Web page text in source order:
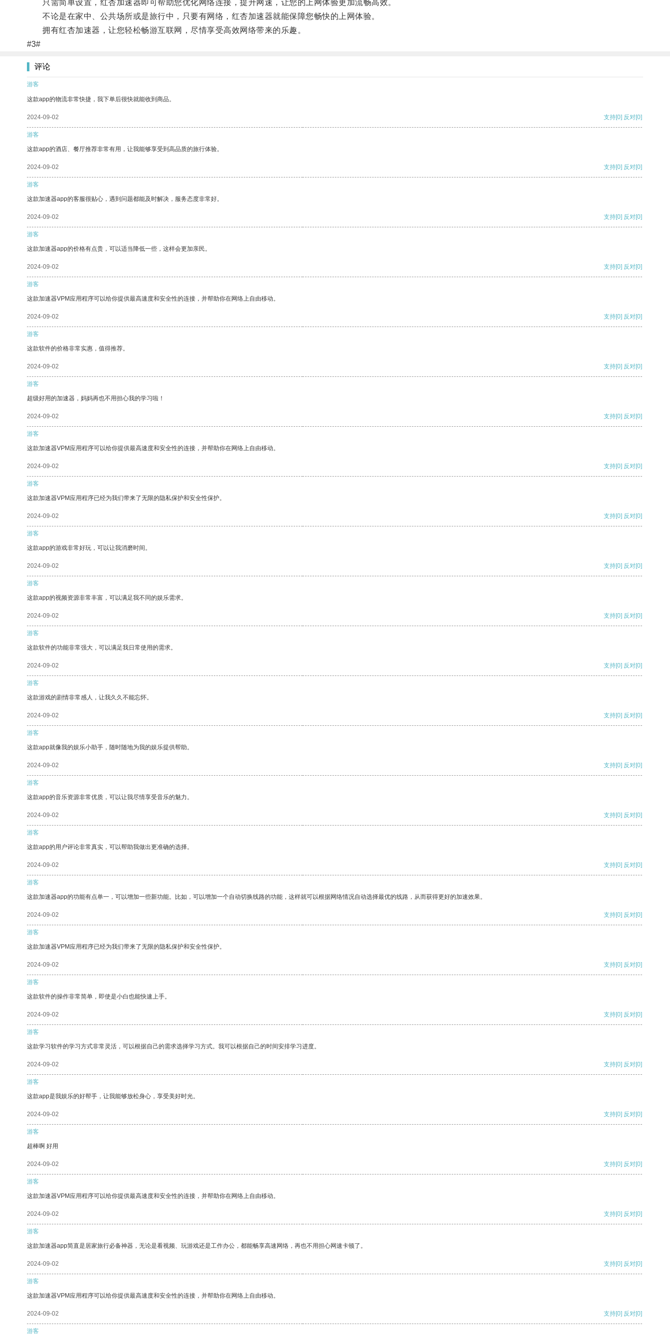
只需简单设置，红杏加速器即可帮助您优化网络连接，提升网速，让您的上网体验更加流畅高效。
不论是在家中、公共场所或是旅行中，只要有网络，红杏加速器就能保障您畅快的上网体验。
拥有红杏加速器，让您轻松畅游互联网，尽情享受高效网络带来的乐趣。
#3#
评论
游客
这款app的物流非常快捷，我下单后很快就能收到商品。
2024-09-02 支持[0] 反对[0]
游客
这款app的酒店、餐厅推荐非常有用，让我能够享受到高品质的旅行体验。
2024-09-02 支持[0] 反对[0]
游客
这款加速器app的客服很贴心，遇到问题都能及时解决，服务态度非常好。
2024-09-02 支持[0] 反对[0]
游客
这款加速器app的价格有点贵，可以适当降低一些，这样会更加亲民。
2024-09-02 支持[0] 反对[0]
游客
这款加速器VPM应用程序可以给你提供最高速度和安全性的连接，并帮助你在网络上自由移动。
2024-09-02 支持[0] 反对[0]
游客
这款软件的价格非常实惠，值得推荐。
2024-09-02 支持[0] 反对[0]
游客
超级好用的加速器，妈妈再也不用担心我的学习啦！
2024-09-02 支持[0] 反对[0]
游客
这款加速器VPM应用程序可以给你提供最高速度和安全性的连接，并帮助你在网络上自由移动。
2024-09-02 支持[0] 反对[0]
游客
这款加速器VPM应用程序已经为我们带来了无限的隐私保护和安全性保护。
2024-09-02 支持[0] 反对[0]
游客
这款app的游戏非常好玩，可以让我消磨时间。
2024-09-02 支持[0] 反对[0]
游客
这款app的视频资源非常丰富，可以满足我不同的娱乐需求。
2024-09-02 支持[0] 反对[0]
游客
这款软件的功能非常强大，可以满足我日常使用的需求。
2024-09-02 支持[0] 反对[0]
游客
这款游戏的剧情非常感人，让我久久不能忘怀。
2024-09-02 支持[0] 反对[0]
游客
这款app就像我的娱乐小助手，随时随地为我的娱乐提供帮助。
2024-09-02 支持[0] 反对[0]
游客
这款app的音乐资源非常优质，可以让我尽情享受音乐的魅力。
2024-09-02 支持[0] 反对[0]
游客
这款app的用户评论非常真实，可以帮助我做出更准确的选择。
2024-09-02 支持[0] 反对[0]
游客
这款加速器app的功能有点单一，可以增加一些新功能。比如，可以增加一个自动切换线路的功能，这样就可以根据网络情况自动选择最优的线路，从而获得更好的加速效果。
2024-09-02 支持[0] 反对[0]
游客
这款加速器VPM应用程序已经为我们带来了无限的隐私保护和安全性保护。
2024-09-02 支持[0] 反对[0]
游客
这款软件的操作非常简单，即使是小白也能快速上手。
2024-09-02 支持[0] 反对[0]
游客
这款学习软件的学习方式非常灵活，可以根据自己的需求选择学习方式。我可以根据自己的时间安排学习进度。
2024-09-02 支持[0] 反对[0]
游客
这款app是我娱乐的好帮手，让我能够放松身心，享受美好时光。
2024-09-02 支持[0] 反对[0]
游客
超棒啊 好用
2024-09-02 支持[0] 反对[0]
游客
这款加速器VPM应用程序可以给你提供最高速度和安全性的连接，并帮助你在网络上自由移动。
2024-09-02 支持[0] 反对[0]
游客
这款加速器app简直是居家旅行必备神器，无论是看视频、玩游戏还是工作办公，都能畅享高速网络，再也不用担心网速卡顿了。
2024-09-02 支持[0] 反对[0]
游客
这款加速器VPM应用程序可以给你提供最高速度和安全性的连接，并帮助你在网络上自由移动。
2024-09-02 支持[0] 反对[0]
游客